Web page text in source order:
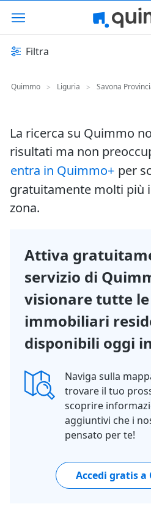
Filtra
Quimmo > Liguria > Savona
La ricerca su Quimmo
risultati ma non
entra in Quimmo+ per
gratuitamente molti più
zona.
Attiva
servizio di
visionare tutte
immobiliari
disponibili oggi
Naviga sulla
trovare il tuo
scoprire
aggiuntivi che i
pensato per te!
Accedi gratis a